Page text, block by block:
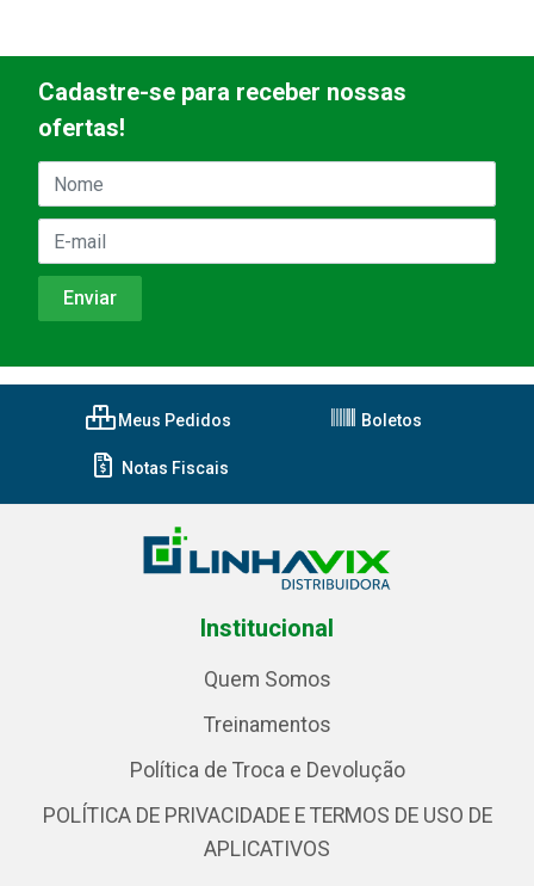
Cadastre-se para receber nossas
ofertas!
Meus Pedidos Boletos
Notas Fiscais
Institucional
Quem Somos
Treinamentos
Política de Troca e Devolução
POLÍTICA DE PRIVACIDADE E TERMOS DE USO DE
APLICATIVOS